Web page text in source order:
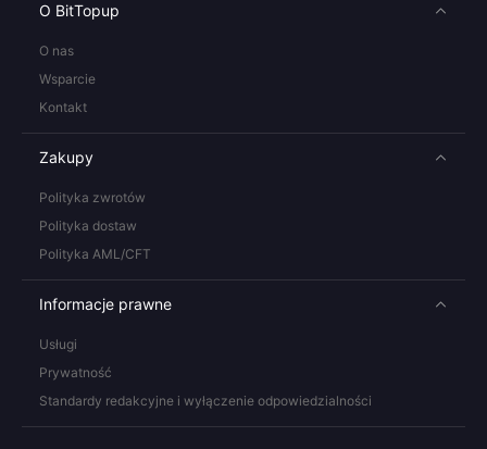
O BitTopup
O nas
Wsparcie
Kontakt
Zakupy
Polityka zwrotów
Polityka dostaw
Polityka AML/CFT
Informacje prawne
Usługi
Prywatność
Standardy redakcyjne i wyłączenie odpowiedzialności